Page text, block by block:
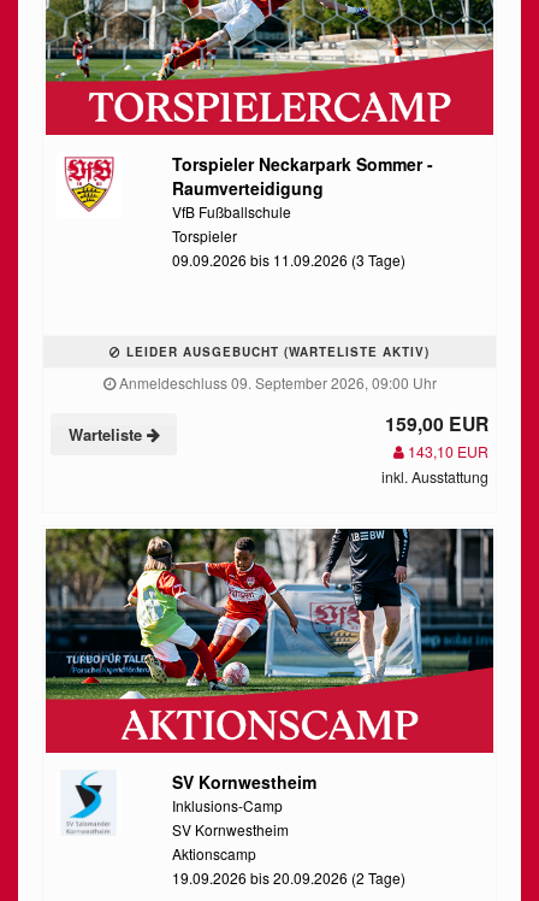
Torspieler Neckarpark Sommer -
Raumverteidigung
VfB Fußballschule
Torspieler
09.09.2026 bis 11.09.2026 (3 Tage)
LEIDER AUSGEBUCHT (WARTELISTE AKTIV)
Anmeldeschluss 09. September 2026, 09:00 Uhr
Warteliste 159,00 EUR
143,10 EUR
inkl. Ausstattung
SV Kornwestheim
Inklusions-Camp
SV Kornwestheim
Aktionscamp
19.09.2026 bis 20.09.2026 (2 Tage)